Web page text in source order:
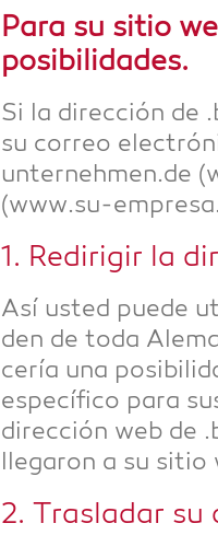
Para su sitio
posibilidades.
Si la dirección de
su cor­reo
unternehmen.de
(www.su-
1. Redi­ri­gir la
Así usted pue­de
den de toda
ce­ría una
especí­fi­co para
dirección web de
lleg­a­ron a su sitio
2. Tras­l­a­dar su